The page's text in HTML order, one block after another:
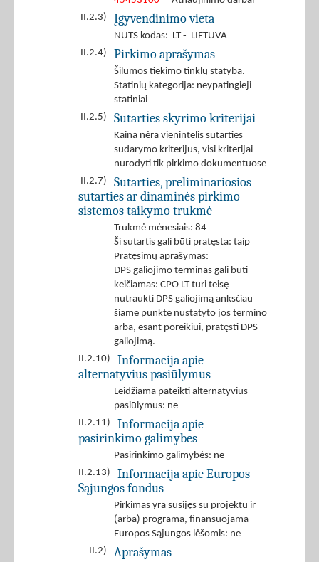
II.2.3)
Įgyvendinimo vieta
NUTS kodas: LT - LIETUVA
II.2.4)
Pirkimo aprašymas
Šilumos tiekimo tinklų statyba.
Statinių kategorija: neypatingieji
statiniai
II.2.5)
Sutarties skyrimo kriterijai
Kaina nėra vienintelis sutarties
sudarymo kriterijus, visi kriterijai
nurodyti tik pirkimo dokumentuose
II.2.7)
Sutarties, preliminariosios
sutarties ar dinaminės pirkimo
sistemos taikymo trukmė
Trukmė mėnesiais: 84
Ši sutartis gali būti pratęsta: taip
Pratęsimų aprašymas:
DPS galiojimo terminas gali būti
keičiamas: CPO LT turi teisę
nutraukti DPS galiojimą anksčiau
šiame punkte nustatyto jos termino
arba, esant poreikiui, pratęsti DPS
galiojimą.
II.2.10)
Informacija apie
alternatyvius pasiūlymus
Leidžiama pateikti alternatyvius
pasiūlymus: ne
II.2.11)
Informacija apie
pasirinkimo galimybes
Pasirinkimo galimybės: ne
II.2.13)
Informacija apie Europos
Sąjungos fondus
Pirkimas yra susijęs su projektu ir
(arba) programa, finansuojama
Europos Sąjungos lėšomis: ne
II.2)
Aprašymas